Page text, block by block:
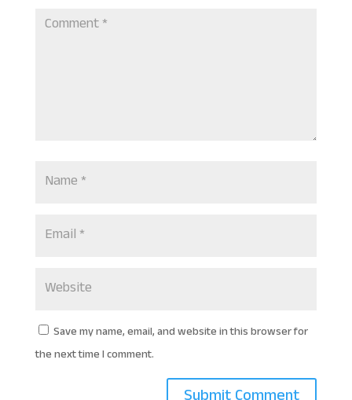
Save my name, email, and website in this browser for
the next time I comment.